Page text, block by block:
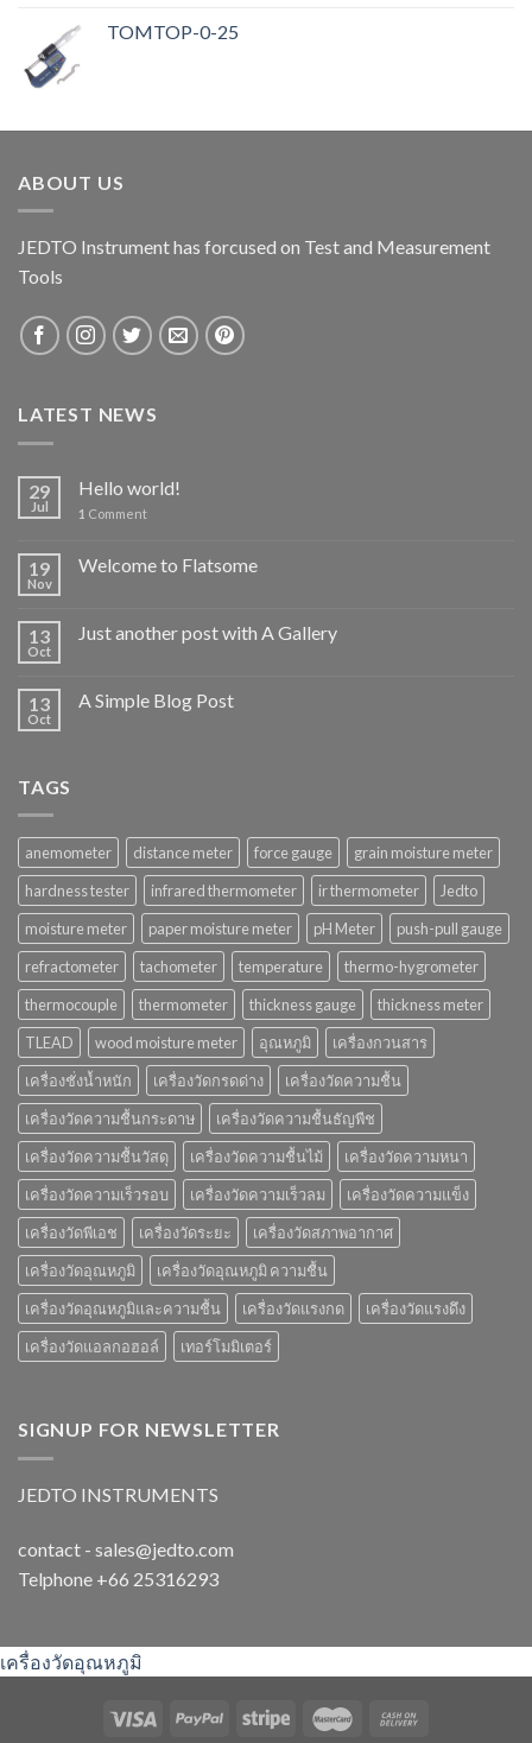
TOMTOP-0-25
ABOUT US
JEDTO Instrument has forcused on Test and Measurement
Tools
LATEST NEWS
29
Jul
Hello world!
1 Comment
19
Nov
Welcome to Flatsome
13
Oct
Just another post with A Gallery
13
Oct
A Simple Blog Post
TAGS
anemometer distance meter force gauge
grain moisture meter
hardness tester
infrared thermometer ir thermometer
Jedto
moisture meter
paper moisture meter pH Meter
push-pull gauge
refractometer
tachometer temperature
thermo-hygrometer
thermocouple
thermometer thickness gauge
thickness meter
TLEAD
wood moisture meter อุณหภูมิ
เครื่องกวนสาร
เครื่องชั่งน้ำหนัก
เครื่องวัดกรดด่าง
เครื่องวัดความชื้น
เครื่องวัดความชื้นกระดาษ
เครื่องวัดความชื้นธัญพืช
เครื่องวัดความชื้นวัสดุ
เครื่องวัดความชื้นไม้
เครื่องวัดความหนา
เครื่องวัดความเร็วรอบ
เครื่องวัดความเร็วลม
เครื่องวัดความแข็ง
เครื่องวัดพีเอช
เครื่องวัดระยะ
เครื่องวัดสภาพอากาศ
เครื่องวัดอุณหภูมิ
เครื่องวัดอุณหภูมิ ความชื้น
เครื่องวัดอุณหภูมิและความชื้น
เครื่องวัดแรงกด
เครื่องวัดแรงดึง
เครื่องวัดแอลกอฮอล์
เทอร์โมมิเตอร์
SIGNUP FOR NEWSLETTER
JEDTO INSTRUMENTS
contact - sales@jedto.com
Telphone +66 25316293
เครื่องวัดอุณหภูมิ